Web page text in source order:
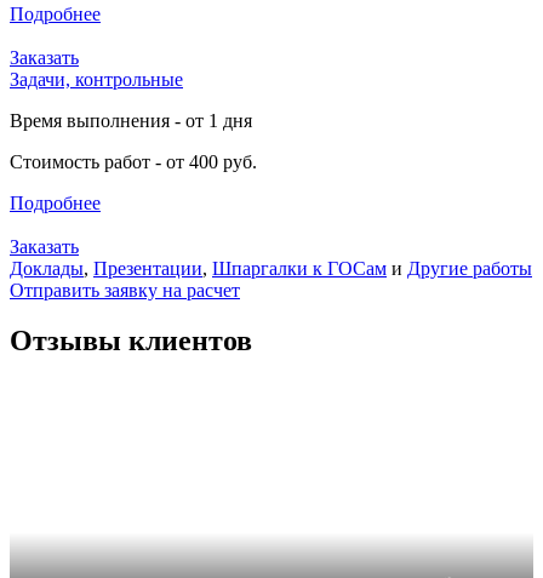
Подробнее
Заказать
Задачи, контрольные
Время выполнения - от 1 дня
Стоимость работ - от 400 руб.
Подробнее
Заказать
Доклады, Презентации, Шпаргалки к ГОСам и Другие работы
Отправить заявку на расчет
Отзывы клиентов